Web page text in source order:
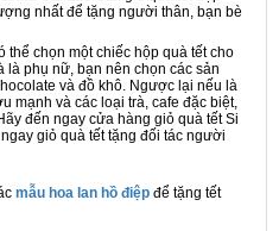
nhất để tặng người thân, bạn bè
chọn một chiếc hộp quà tết cho
phụ nữ, bạn nên chọn các sản
và đồ khô. Ngược lại nếu là
mạnh và các loại trà, cafe đặc biệt,
đến ngay cửa hàng giỏ quà tết Si
giỏ quà tết tặng đối tác người
mẫu hoa lan hồ điệp để tặng tết